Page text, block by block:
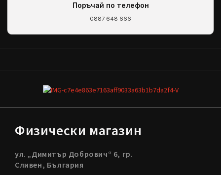
Поръчай по телефон
0887 648 666
Физически магазин
ул. „Димитър Добрович“ 6, гр.
Сливен, България